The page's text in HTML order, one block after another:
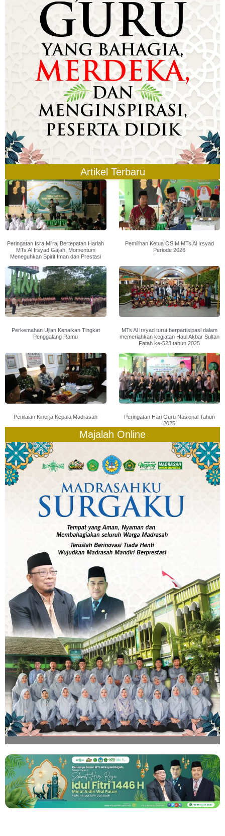
Artikel Terbaru
Peringatan Isra Mi’raj Bertepatan Harlah
MTs Al Irsyad Gajah, Momentum
Meneguhkan Spirit Iman dan Prestasi
Pemilihan Ketua OSIM MTs Al Irsyad
Periode 2026
Perkemahan Ujian Kenaikan Tingkat
Penggalang Ramu
MTs Al Irsyad turut berpartisipasi dalam
memeriahkan kegiatan Haul Akbar Sultan
Fatah ke-523 tahun 2025
Penilaian Kinerja Kepala Madrasah
Peringatan Hari Guru Nasional Tahun
2025
Majalah Online